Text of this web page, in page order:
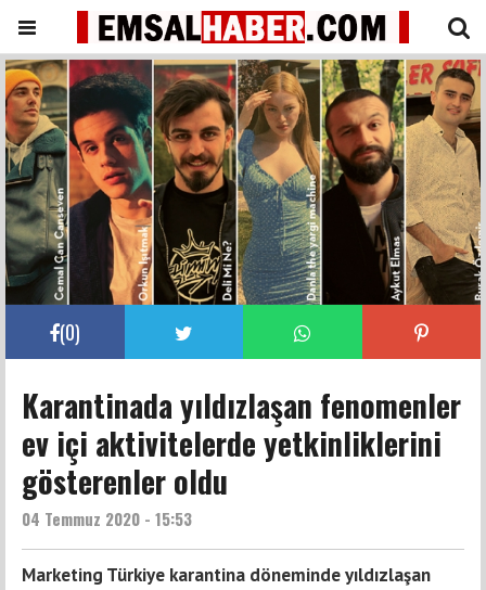
(0)
Karantinada yıldızlaşan fenomenler
ev içi aktivitelerde yetkinliklerini
gösterenler oldu
04 Temmuz 2020 - 15:53
Marketing Türkiye karantina döneminde yıldızlaşan